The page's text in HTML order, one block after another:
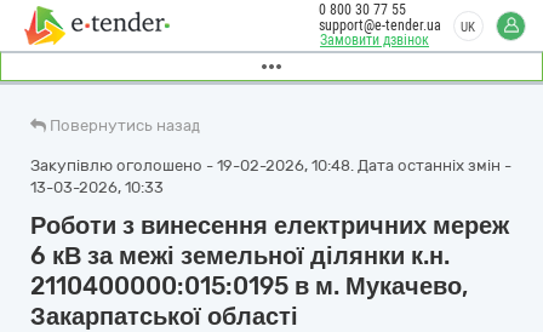
Замовити дзвінок
0 800 30 77 55
support@e-tender.ua
UK
Повернутись назад
Закупівлю оголошено - 19-02-2026, 10:48. Дата останніх змін -
13-03-2026, 10:33
Роботи з винесення електричних мереж
6 кВ за межі земельної ділянки к.н.
2110400000:015:0195 в м. Мукачево,
Закарпатської області